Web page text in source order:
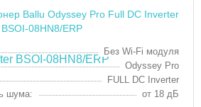
Ballu Odyssey Pro Full DC Inverter
BSOI-08HN8/ERP
Без Wi-Fi модуля
Odyssey Pro
FULL DC Inverter
шума:
от 18 дБ